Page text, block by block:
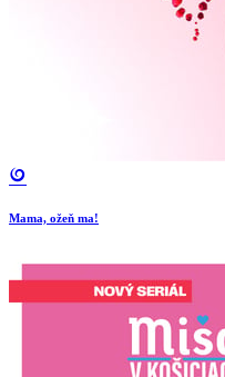
Mama, ožeň ma!